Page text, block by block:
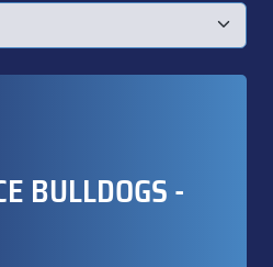
BULLDOGS -